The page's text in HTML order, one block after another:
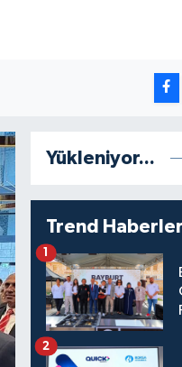
Yükleniyor...
Trend Haberler
1
2